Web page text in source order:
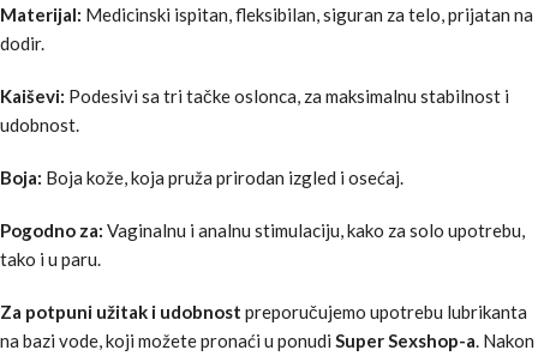
Materijal: Medicinski ispitan, fleksibilan, siguran za telo, prijatan na
dodir.
Kaiševi: Podesivi sa tri tačke oslonca, za maksimalnu stabilnost i
udobnost.
Boja: Boja kože, koja pruža prirodan izgled i osećaj.
Pogodno za: Vaginalnu i analnu stimulaciju, kako za solo upotrebu,
tako i u paru.
Za potpuni užitak i udobnost preporučujemo upotrebu lubrikanta
na bazi vode, koji možete pronaći u ponudi Super Sexshop-a. Nakon